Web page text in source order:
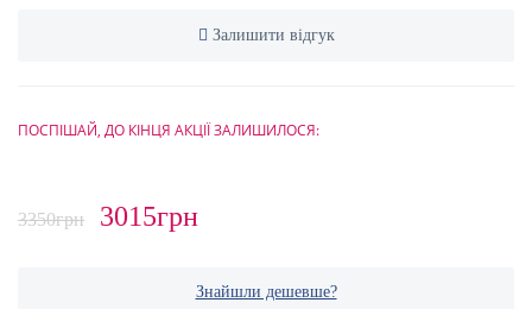
Залишити відгук
ПОСПІШАЙ, ДО КІНЦЯ АКЦІЇ ЗАЛИШИЛОСЯ:
3350грн 3015грн
Знайшли дешевше?